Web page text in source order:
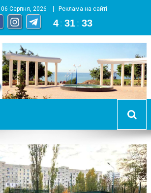
06 Серпня, 2026 Реклама на сайті
4 : 31 : 34
портал города Южный